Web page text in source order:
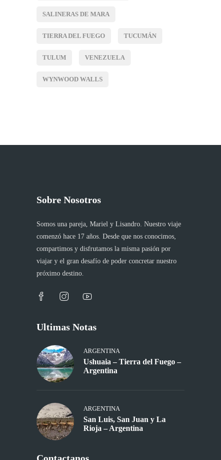
SALINERAS DE MARA
TIERRA DEL FUEGO TUCUMÁN
TULUM VENEZUELA
WYNWOOD WALLS
Sobre Nosotros
Somos una pareja, Mariel y Lisandro. Nuestro viaje
comenzó hace 17 años. Desde que nos conocimos,
compartimos y disfrutamos la misma pasión por
viajar y el gran desafío de poder concretar nuestro
próximo destino.
Ultimas Notas
ARGENTINA
Ushuaia – Tierra del Fuego –
Argentina
ARGENTINA
San Luis, San Juan y La
Rioja – Argentina
Contactanos